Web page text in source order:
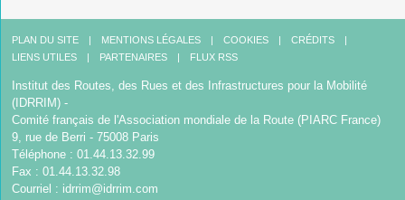
PLAN DU SITE MENTIONS LÉGALES COOKIES
CRÉDITS
LIENS UTILES
PARTENAIRES FLUX RSS
Institut des Routes, des Rues et des Infrastructures pour la Mobilité
(IDRRIM) -
Comité français de l'Association mondiale de la Route (PIARC France)
9, rue de Berri - 75008 Paris
Téléphone : 01.44.13.32.99
Fax : 01.44.13.32.98
Courriel : idrrim@idrrim.com